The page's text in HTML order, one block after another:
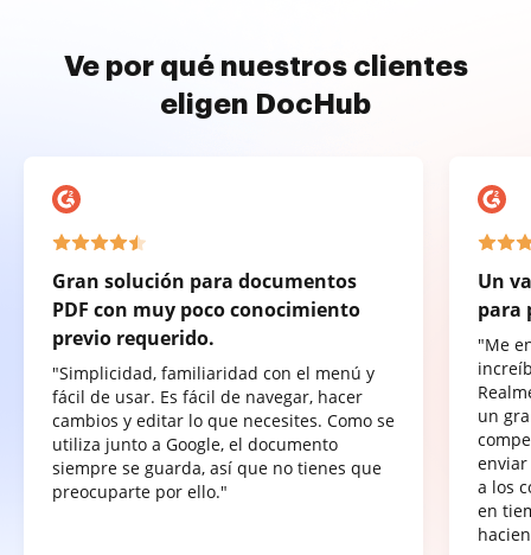
Ve por qué nuestros clientes
eligen DocHub
Gran solución para documentos
PDF con muy poco conocimiento
previo requerido.
"Simplicidad, familiaridad con el menú y
fácil de usar. Es fácil de navegar, hacer
cambios y editar lo que necesites. Como se
utiliza junto a Google, el documento
siempre se guarda, así que no tienes que
preocuparte por ello."
Un
para
"Me
un
a los
en